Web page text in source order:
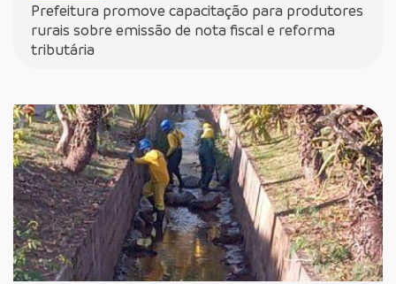
Prefeitura promove capacitação para produtores
rurais sobre emissão de nota fiscal e reforma
tributária